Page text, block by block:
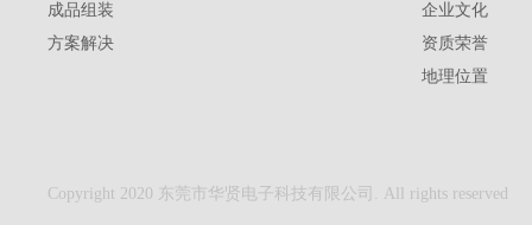
成品组装
方案解决
企业文化
资质荣誉
地理位置
Copyright 2020 东莞市华贤电子科技有限公司. All rights reserved